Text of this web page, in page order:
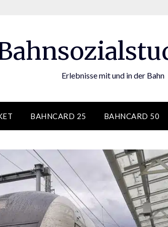
Erlebnisse mit und in der Bahn
BAHNCARD 25 BAHNCARD 50